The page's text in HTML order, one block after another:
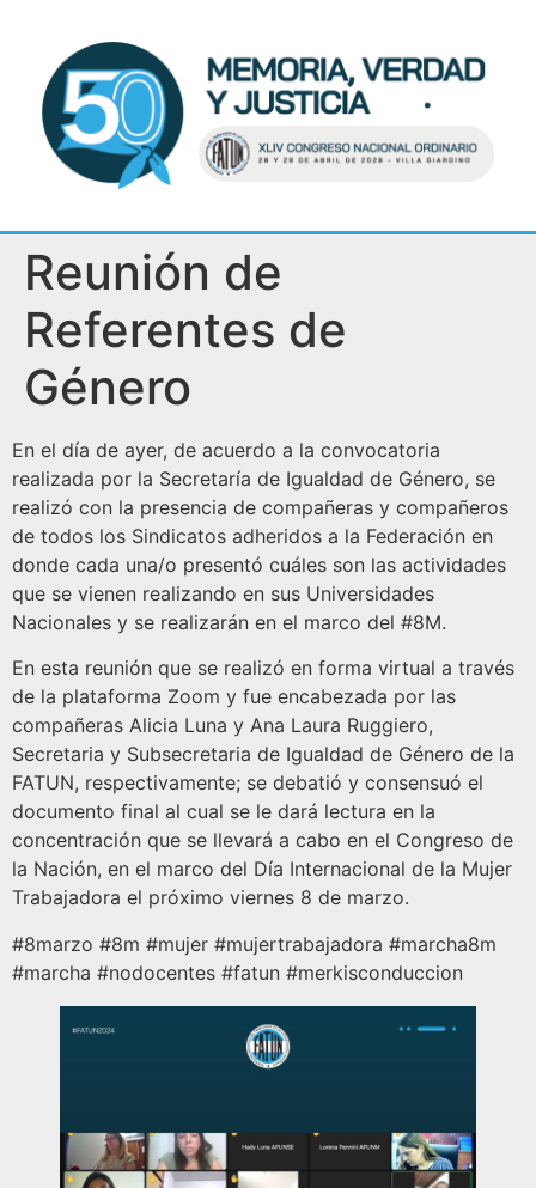
Reunión de
Referentes de
Género
En el día de ayer, de acuerdo a la convocatoria
realizada por la Secretaría de Igualdad de Género, se
realizó con la presencia de compañeras y compañeros
de todos los Sindicatos adheridos a la Federación en
donde cada una/o presentó cuáles son las actividades
que se vienen realizando en sus Universidades
Nacionales y se realizarán en el marco del #8M.
En esta reunión que se realizó en forma virtual a través
de la plataforma Zoom y fue encabezada por las
compañeras Alicia Luna y Ana Laura Ruggiero,
Secretaria y Subsecretaria de Igualdad de Género de la
FATUN, respectivamente; se debatió y consensuó el
documento final al cual se le dará lectura en la
concentración que se llevará a cabo en el Congreso de
la Nación, en el marco del Día Internacional de la Mujer
Trabajadora el próximo viernes 8 de marzo.
#8marzo #8m #mujer #mujertrabajadora #marcha8m
#marcha #nodocentes #fatun #merkisconduccion